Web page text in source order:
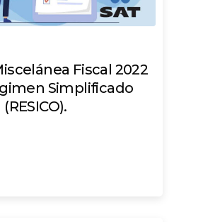
Fiscal 2022
Simplificado